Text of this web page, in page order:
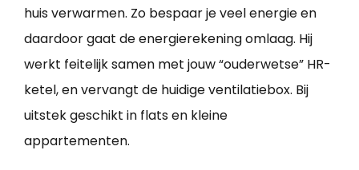
huis verwarmen. Zo bespaar je veel energie en
daardoor gaat de energierekening omlaag. Hij
werkt feitelijk samen met jouw “ouderwetse” HR-
ketel, en vervangt de huidige ventilatiebox. Bij
uitstek geschikt in flats en kleine
appartementen.